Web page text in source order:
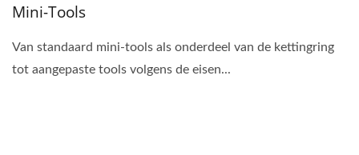
Mini-Tools
Van standaard mini-tools als onderdeel van de kettingring
tot aangepaste tools volgens de eisen...